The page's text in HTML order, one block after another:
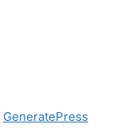
GeneratePress